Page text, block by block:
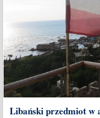
Libański przedmiot w